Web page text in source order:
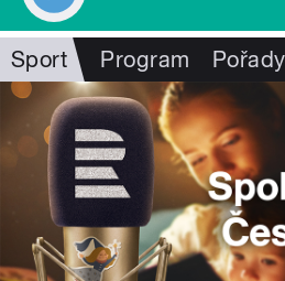
Sport Program Pořady